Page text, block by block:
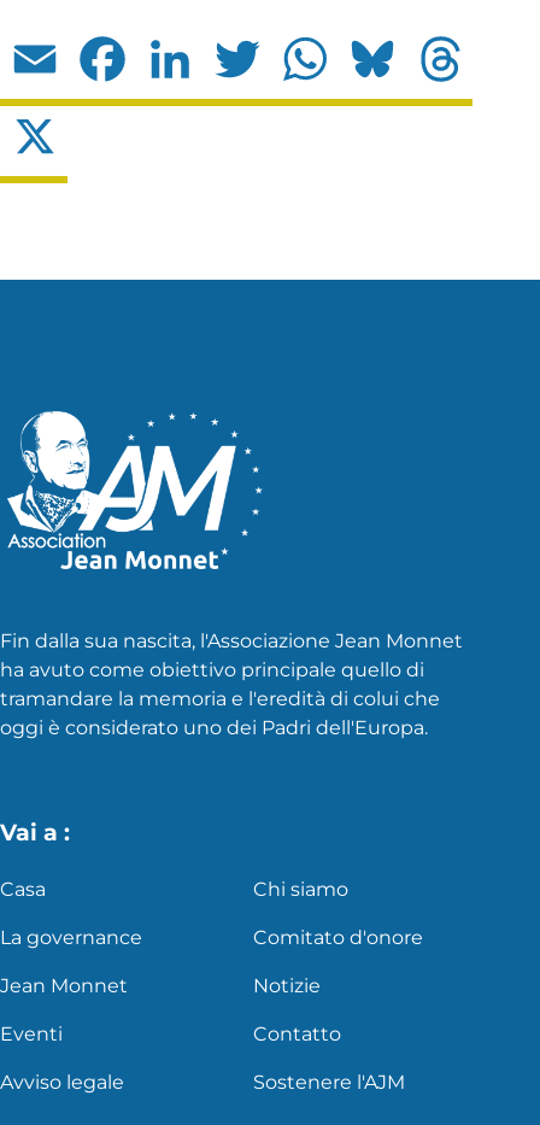
Email Facebook LinkedIn Twitter WhatsApp Bluesky
Fin dalla sua nascita, l'Associazione Jean Monnet
ha avuto come obiettivo principale quello di
tramandare la memoria e l'eredità di colui che
oggi è considerato uno dei Padri dell'Europa.
Vai a :
Casa Chi siamo
La governance Comitato d'onore
Jean Monnet Notizie
Eventi Contatto
Avviso legale Sostenere l'AJM